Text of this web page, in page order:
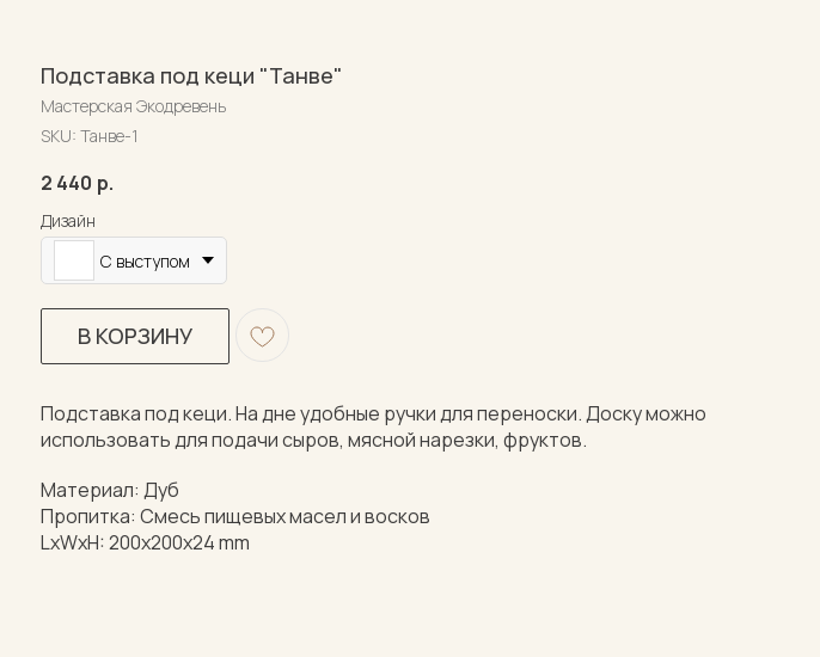
Подставка под кеци "Танве"
Мастерская Экодревень
SKU: Танве-1
2 440 р.
Дизайн
С выступом
В КОРЗИНУ
Подставка под кеци. На дне удобные ручки для переноски. Доску можно
использовать для подачи сыров, мясной нарезки, фруктов.
Материал: Дуб
Пропитка: Смесь пищевых масел и восков
LxWxH: 200x200x24 mm